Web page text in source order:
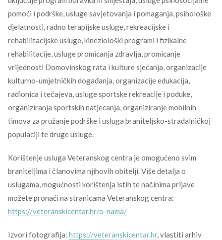
pomoći i podrške, usluge savjetovanja i pomaganja, psihološke
djelatnosti, radno terapijske usluge, rekreacijske i
rehabilitacijske usluge, kineziološki programi i fizikalne
rehabilitacije, usluge promicanja zdravlja, promicanje
vrijednosti Domovinskog rata i kulture sjećanja, organizacije
kulturno-umjetničkih događanja, organizacije edukacija,
radionica i tečajeva, usluge sportske rekreacije i poduke,
organiziranja sportskih natjecanja, organiziranje mobilnih
timova za pružanje podrške i usluga braniteljsko-stradalničkoj
populaciji te druge usluge.
Korištenje usluga Veteranskog centra je omogućeno svim
braniteljima i članovima njihovih obitelji. Više detalja o
uslugama, mogućnosti korištenja istih te načinima prijave
možete pronaći na stranicama Veteranskog centra:
https://veteranskicentar.hr/o-nama/
Izvori fotografija: https://veteranskicentar.hr, vlastiti arhiv